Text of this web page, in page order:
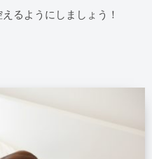
るようにしましょう！